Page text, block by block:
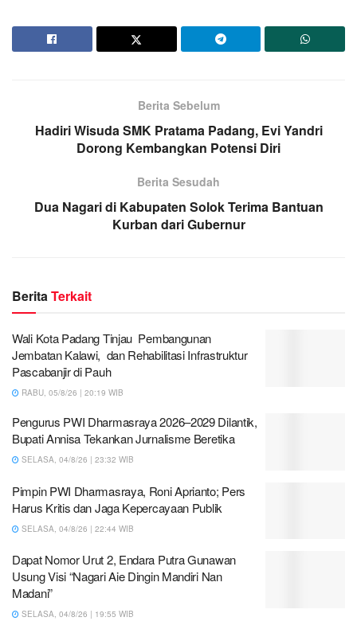
Berita Sebelum
Hadiri Wisuda SMK Pratama Padang, Evi Yandri
Dorong Kembangkan Potensi Diri
Berita Sesudah
Dua Nagari di Kabupaten Solok Terima Bantuan
Kurban dari Gubernur
BeritaTerkait
Wali Kota Padang Tinjau Pembangunan
Jembatan Kalawi, dan Rehabilitasi Infrastruktur
Pascabanjir di Pauh
RABU, 05/8/26 | 20:19 WIB
Pengurus PWI Dharmasraya 2026–2029 Dilantik,
Bupati Annisa Tekankan Jurnalisme Beretika
SELASA, 04/8/26 | 23:32 WIB
Pimpin PWI Dharmasraya, Roni Aprianto; Pers
Harus Kritis dan Jaga Kepercayaan Publik
SELASA, 04/8/26 | 22:44 WIB
Dapat Nomor Urut 2, Endara Putra Gunawan
Usung Visi “Nagari Aie Dingin Mandiri Nan
Madani”
SELASA, 04/8/26 | 19:55 WIB